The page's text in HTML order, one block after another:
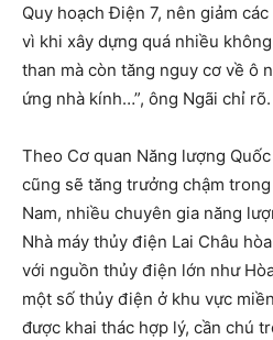
Quy hoạch Điện 7, nên giảm
vì khi xây dựng quá nhiều
than mà còn tăng nguy cơ về ô
ứng nhà kính…”, ông Ngãi chỉ rõ.
Theo Cơ quan Năng lượng
cũng sẽ tăng trưởng chậm
Nam, nhiều chuyên gia năng
Nhà máy thủy điện Lai Châu
với nguồn thủy điện lớn như
một số thủy điện ở khu vực
được khai thác hợp lý, cần chú